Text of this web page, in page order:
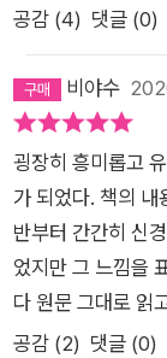
커녕 수면 부족으
간씩 일하는 수련
넣고 꿰매는 실수
사고를 내지만 그
퍼센트도 안 된다. 우리는 잠을 자야 한다. 저자가 이 책에서 던지
는, 잠과 관련된
를 완벽하게 설명
끼칠까? 렘수면 때
상은 왜 나이를 먹
는 어떻게 작용하
공감 (4) 댓글 (0)
비야수
굉장히 흥미롭고
가 되었다. 책의
반부터 간간히 신
었지만 그 느낌을
다 원문 그대로 읽
공감 (2) 댓글 (0)